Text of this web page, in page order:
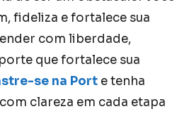
fideliza e fortalece sua
com liberdade,
que fortalece sua
se na Port e tenha
clareza em cada etapa